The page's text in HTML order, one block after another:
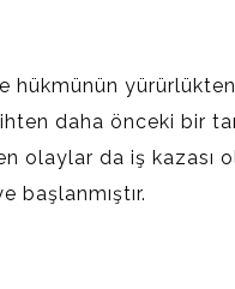
hükmünün yürürlükten
daha önceki bir
olaylar da iş kazası
başlanmıştır.